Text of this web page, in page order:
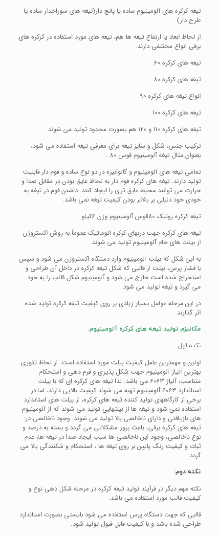
تیغه کرکره های آلومینیوم ساده یا پانچ دار(تیغه های سوراخدار ساده یا
طرح دار).
از لحاظ ابعاد یا ارتفاع تیغه ها هم، تیغه های مورد استفاده در کرکره های
برقی انواع مختلفی دارند.
تیغه های کرکره 60
تیغه های کرکره 80
انواع تیغه های کرکره 90
تیغه های کرکره 100
تیغه های کرکره 110 و 120 هم بصورت محدود تولید می شوند.
ترکیب جنس، شکل و سایز تیغه برای معرفی تیغه استفاده می شود،
بعنوان مثال تیغه آلومینیوم قوس 80 .
تمامی تیغه های آلومینیوم و گالوانیزه در دو نوع ساده و فوم دار قابلیت
تولید دارند. تیغه های کرکره فوم دار به لحاظ عایق بودن در مقابل صدا و
حرارت می توانند محیط عایق تری را ایجاد کنند. داشتن فوم در تیغه به
خودی خود دلیلی بر بالاتر بودن کیفیت تیغه نمی باشد.
تیغه کرکره رونیک 80قوس آلومینیوم وزن 6کیلو
تیغه های کرکره جهت دربهای کرکره اتوماتیک عموماً به روش اکستروژن
از بیلت های خام آلومینیوم تولید می شوند.
به این شکل که بیلت آلومینیوم وارد دستگاه اکستروژن می شود و سپس
با فشار پرس، بیلت از قالبی که شکل تیغه کرکره در داخل آن طراحی و
استخراج شده است خارج می شود و آلومینیوم شکل قالب را به خود
می گیرد و تیغه تولید می شود.
در این مرحله عوامل بسیار زیادی بر روی کیفیت تیغه کرکره تولید شده
اثر گذارند.
مکانیزم تولید تیغه های کرکره آلومینیوم:
نکته اول:
اولین و مهمترین عامل کیفیت بیلت مورد استفاده است. از لحاظ تئوری
بهترین آلیاژ آلومینیوم جهت شکل پذیری و فرم دهی و استحکام
متناسب، آلیاژ 6063 می باشد. لذا تیغه های کرکره ای که با بیلت
استاندارد 6063 آلومینیوم تهیه می شوند کیفیت بالایی دارند، اما در
برخی از کارگاههای تولید کننده تیغه های کرکره، از بیلت های استاندارد
استفاده نمی شود و تیغه ها از بیلتهایی تولید می شوند که از آلومینیوم
های بازیافتی و دارای ناخالصی بالا تولید می شوند. وجود ناخالصی در
تیغه های کرکره برقی، باعث بروز مشکلاتی می گردد و بسته به درصد و
نوع ناخالصی، وجود این ناخالصی ها سبب ایجاد صدا در تیغه ها، عدم
ثبات و کیفیت رنگ پایین بر روی تیغه ها ، استحکام و شکنندگی بالا می
گردد.
نکته دوم:
نکته مهم دیگر در فرآیند تولید تیغه کرکره در مرحله شکل دهی نوع و
کیفیت قالب مورد استفاده می باشد.
قالبی که جهت دستگاه پرس استفاده می شود بایستی بصورت استاندارد
طراحی شده باشد و با کیفیت قابل قبول تولید شود.